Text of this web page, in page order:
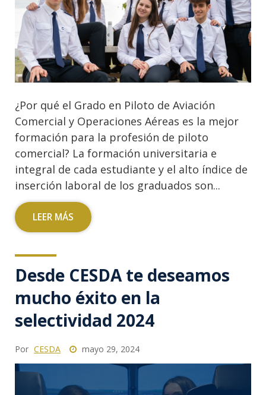
¿Por qué el Grado en Piloto de Aviación
Comercial y Operaciones Aéreas es la mejor
formación para la profesión de piloto
comercial? La formación universitaria e
integral de cada estudiante y el alto índice de
inserción laboral de los graduados son...
LEER MÁS
Desde CESDA te deseamos
mucho éxito en la
selectividad 2024
Por CESDA mayo 29, 2024